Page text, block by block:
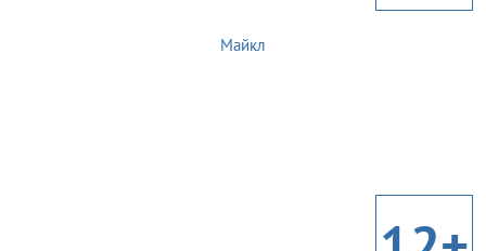
Майкл